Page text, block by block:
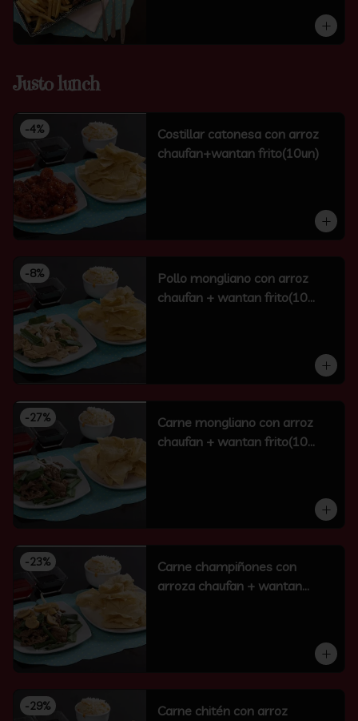
Justo lunch
-4%
Costillar catonesa con arroz
chaufan+wantan frito(10un)
-8%
Pollo mongliano con arroz
chaufan + wantan frito(10
-27%
Carne mongliano con arroz
chaufan + wantan frito(10
-23%
Carne champiñones con
arroza chaufan + wantan
-29%
Carne chitén con arroz